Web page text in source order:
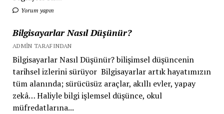
Yorum yapın
Bilgisayarlar Nasıl Düşünür?
ADMIN TARAFINDAN
Bilgisayarlar Nasıl Düşünür? bilişimsel düşüncenin
tarihsel izlerini sürüyor Bilgisayarlar artık hayatımızın
tüm alanında; sürücüsüz araçlar, akıllı evler, yapay
zekâ… Haliyle bilgi işlemsel düşünce, okul
müfredatlarına...